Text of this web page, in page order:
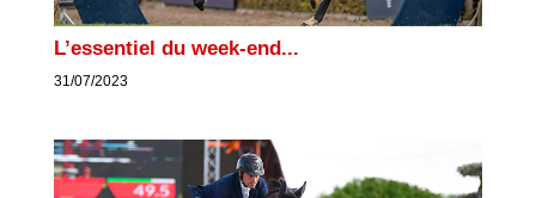
L’essentiel du week-end...
31/07/2023